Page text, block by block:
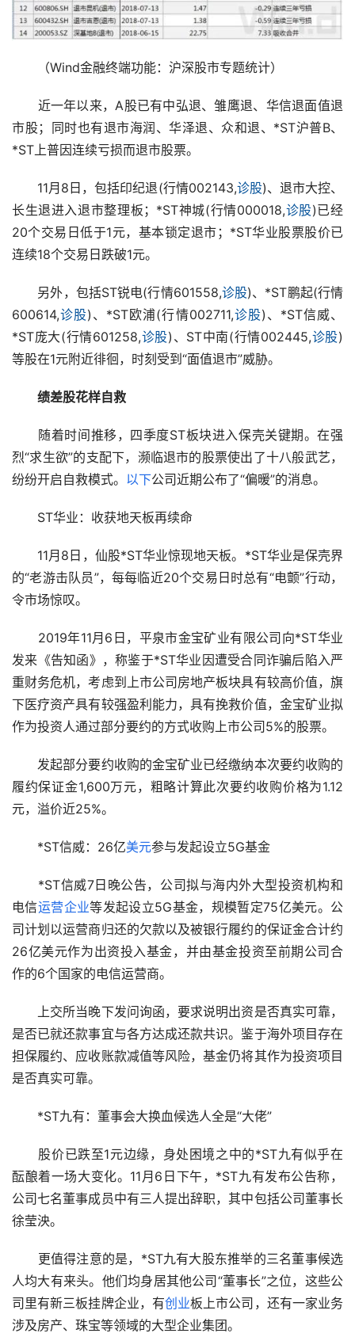
（Wind金融终端功能：沪深股市专题统计）
近一年以来，A股已有中弘退、雏鹰退、华信退面值退
市股；同时也有退市海润、华泽退、众和退、*ST沪普B、
*ST上普因连续亏损而退市股票。
11月8日，包括印纪退(行情002143,诊股)、退市大控、
长生退进入退市整理板；*ST神城(行情000018,诊股)已经
20个交易日低于1元，基本锁定退市；*ST华业股票股价已
连续18个交易日跌破1元。
另外，包括ST锐电(行情601558,诊股)、*ST鹏起(行情
600614,诊股)、*ST欧浦(行情002711,诊股)、*ST信威、
*ST庞大(行情601258,诊股)、ST中南(行情002445,诊股)
等股在1元附近徘徊，时刻受到“面值退市”威胁。
绩差股花样自救
随着时间推移，四季度ST板块进入保壳关键期。在强
烈“求生欲”的支配下，濒临退市的股票使出了十八般武艺，
纷纷开启自救模式。 以下公司近期公布了“偏暖”的消息。
ST华业：收获地天板再续命
11月8日，仙股*ST华业惊现地天板。*ST华业是保壳界
的“老游击队员”，每每临近20个交易日时总有“电颤”行动，
令市场惊叹。
2019年11月6日，平泉市金宝矿业有限公司向*ST华业
发来《告知函》，称鉴于*ST华业因遭受合同诈骗后陷入严
重财务危机，考虑到上市公司房地产板块具有较高价值，旗
下医疗资产具有较强盈利能力，具有挽救价值，金宝矿业拟
作为投资人通过部分要约的方式收购上市公司5%的股票。
发起部分要约收购的金宝矿业已经缴纳本次要约收购的
履约保证金1,600万元，粗略计算此次要约收购价格为1.12
元，溢价近25%。
*ST信威：26亿美元参与发起设立5G基金
*ST信威7日晚公告，公司拟与海内外大型投资机构和
电信运营企业等发起设立5G基金，规模暂定75亿美元。公
司计划以运营商归还的欠款以及被银行履约的保证金合计约
26亿美元作为出资投入基金，并由基金投资至前期公司合
作的6个国家的电信运营商。
上交所当晚下发问询函，要求说明出资是否真实可靠，
是否已就还款事宜与各方达成还款共识。鉴于海外项目存在
担保履约、应收账款减值等风险，基金仍将其作为投资项目
是否真实可靠。
*ST九有：董事会大换血候选人全是“大佬”
股价已跌至1元边缘，身处困境之中的*ST九有似乎在
酝酿着一场大变化。11月6日下午，*ST九有发布公告称，
公司七名董事成员中有三人提出辞职，其中包括公司董事长
徐莹泱。
更值得注意的是，*ST九有大股东推举的三名董事候选
人均大有来头。他们均身居其他公司“董事长”之位，这些公
司里有新三板挂牌企业，有创业板上市公司，还有一家业务
涉及房产、珠宝等领域的大型企业集团。